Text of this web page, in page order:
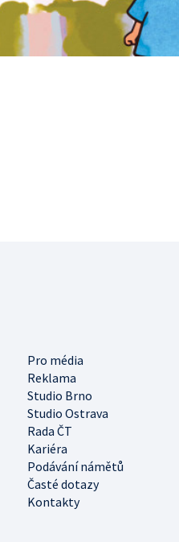
Pro média
Reklama
Studio Brno
Studio Ostrava
Rada ČT
Kariéra
Podávání námětů
Časté dotazy
Kontakty